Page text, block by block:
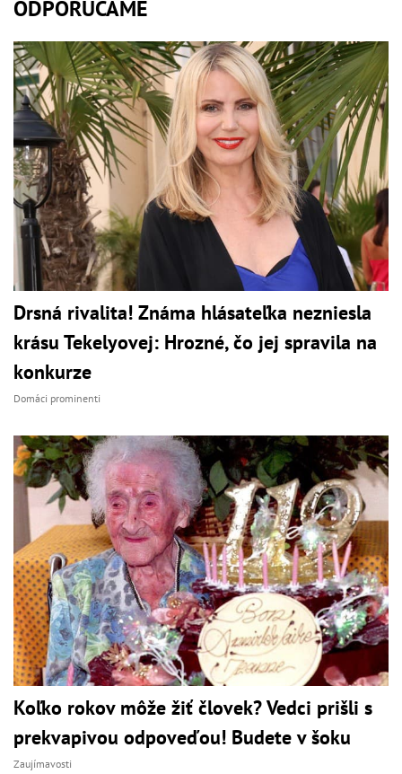
ODPORÚČAME
Drsná rivalita! Známa hlásateľka nezniesla
krásu Tekelyovej: Hrozné, čo jej spravila na
konkurze
Domáci prominenti
Koľko rokov môže žiť človek? Vedci prišli s
prekvapivou odpoveďou! Budete v šoku
Zaujímavosti